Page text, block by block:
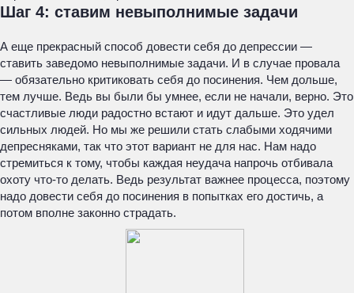
Шаг 4: ставим невыполнимые задачи
А еще прекрасный способ довести себя до депрессии —
ставить заведомо невыполнимые задачи. И в случае провала
— обязательно критиковать себя до посинения. Чем дольше,
тем лучше. Ведь вы были бы умнее, если не начали, верно. Это
счастливые люди радостно встают и идут дальше. Это удел
сильных людей. Но мы же решили стать слабыми ходячими
депресняками, так что этот вариант не для нас. Нам надо
стремиться к тому, чтобы каждая неудача напрочь отбивала
охоту что-то делать. Ведь результат важнее процесса, поэтому
надо довести себя до посинения в попытках его достичь, а
потом вполне законно страдать.